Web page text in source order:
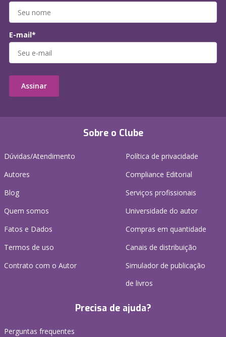
Sobre o Clube
Dúvidas/Atendimento
Autores
Blog
Quem somos
Fatos e Dados
Termos de uso
Contrato com o Autor
Política de privacidade
Compliance Editorial
Serviços profissionais
Universidade do autor
Compras em quantidade
Canais de distribuição
Simulador de publicação
de livros
Precisa de ajuda?
Perguntas frequentes
E-mail*
Assinar